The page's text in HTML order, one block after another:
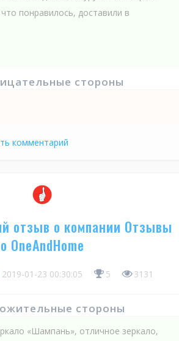
понравилось, доставили в
стороны
комментарий
отзыв о компании Отзывы
о OneAndHome
2019-01-23 00:30:05 5 3131
стороны
«Шампань», отличное зеркало,